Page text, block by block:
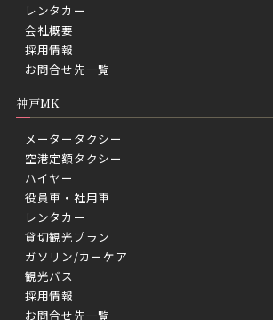
レンタカー
会社概要
採用情報
お問合せ先一覧
神戸MK
メータータクシー
空港定額タクシー
ハイヤー
役員車・社用車
レンタカー
貸切観光プラン
ガソリン/カーケア
観光バス
採用情報
お問合せ先一覧